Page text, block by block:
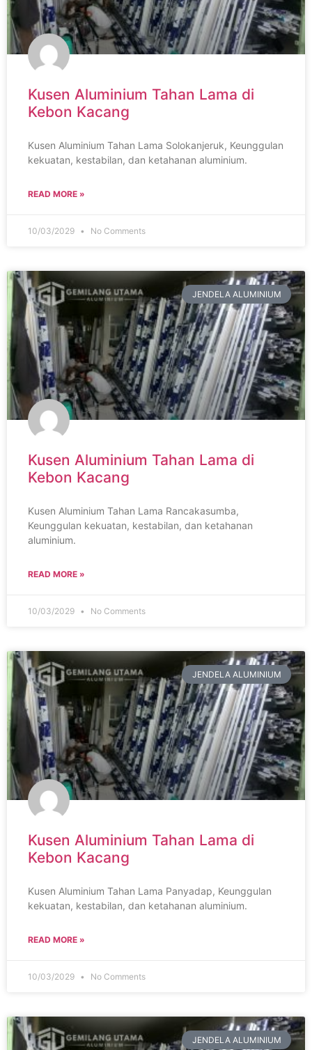
Kusen Aluminium Tahan Lama di
Kebon Kacang
Kusen Aluminium Tahan Lama Solokanjeruk, Keunggulan
kekuatan, kestabilan, dan ketahanan aluminium.
READ MORE »
10/03/2029 No Comments
JENDELA ALUMINIUM
Kusen Aluminium Tahan Lama di
Kebon Kacang
Kusen Aluminium Tahan Lama Rancakasumba,
Keunggulan kekuatan, kestabilan, dan ketahanan
aluminium.
READ MORE »
10/03/2029 No Comments
JENDELA ALUMINIUM
Kusen Aluminium Tahan Lama di
Kebon Kacang
Kusen Aluminium Tahan Lama Panyadap, Keunggulan
kekuatan, kestabilan, dan ketahanan aluminium.
READ MORE »
10/03/2029 No Comments
JENDELA ALUMINIUM